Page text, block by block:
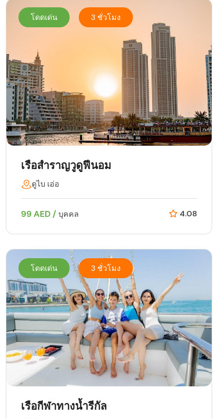
โดดเด่น 3 ชั่วโมง
เรือสำราญวูดูฟีนอม
ดูไบ เอ่อ
99 AED / บุคคล 4.08
โดดเด่น 3 ชั่วโมง
เรือกีฬาทางน้ำรีกัล